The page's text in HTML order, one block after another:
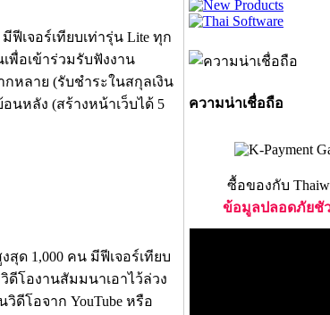
เจอร์เทียบเท่ารุ่น Lite ทุก
เพื่อเข้าร่วมรับฟังงาน
หลาย (รับชำระในสกุลเงิน
นหลัง (สร้างหน้าเว็บได้ 5
ด 1,000 คน มีฟีเจอร์เทียบ
ดีโองานสัมมนาเอาไว้ล่วง
วิดีโอจาก YouTube หรือ
ความน่าเชื่อถือ
ซื้อของกับ
ข้อมูลปลอดภัยชัว